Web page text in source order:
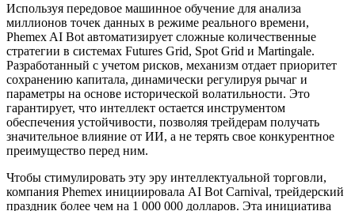
Используя передовое машинное обучение для анализа
миллионов точек данных в режиме реального времени,
Phemex AI Bot автоматизирует сложные количественные
стратегии в системах Futures Grid, Spot Grid и Martingale.
Разработанный с учетом рисков, механизм отдает приоритет
сохранению капитала, динамически регулируя рычаг и
параметры на основе исторической волатильности. Это
гарантирует, что интеллект остается инструментом
обеспечения устойчивости, позволяя трейдерам получать
значительное влияние от ИИ, а не терять свое конкурентное
преимущество перед ним.
Чтобы стимулировать эту эру интеллектуальной торговли,
компания Phemex инициировала AI Bot Carnival, трейдерский
праздник более чем на 1 000 000 долларов. Эта инициатива